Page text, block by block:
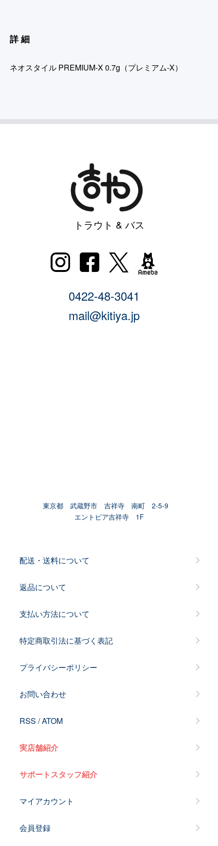
詳細
ネオスタイル PREMIUM-X 0.7g（プレミアム-X）
トラウト & バス
0422-48-3041
mail@kitiya.jp
東京都 武蔵野市 吉祥寺 南町 2-5-9
エントピア吉祥寺 1F
配送・送料について
返品について
支払い方法について
特定商取引法に基づく表記
プライバシーポリシー
お問い合わせ
RSS /ATOM
実店舗紹介
サポートスタッフ紹介
マイアカウント
会員登録